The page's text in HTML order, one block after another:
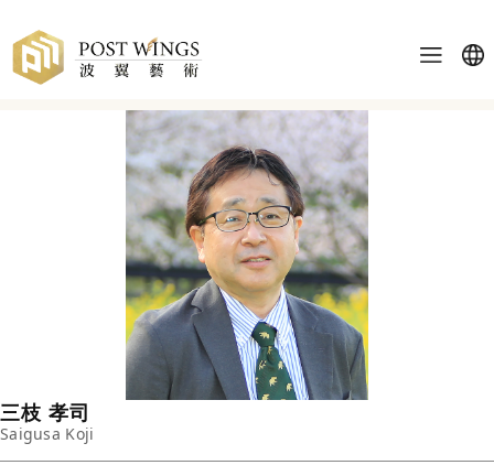
三枝 孝司
Saigusa Koji